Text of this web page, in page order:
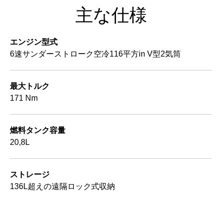
主な仕様
エンジン型式
6速サンダーストローク空冷116平方in V型2気筒
最大トルク
171 Nm
燃料タンク容量
20,8L
ストレージ
136L超えの遠隔ロック式収納